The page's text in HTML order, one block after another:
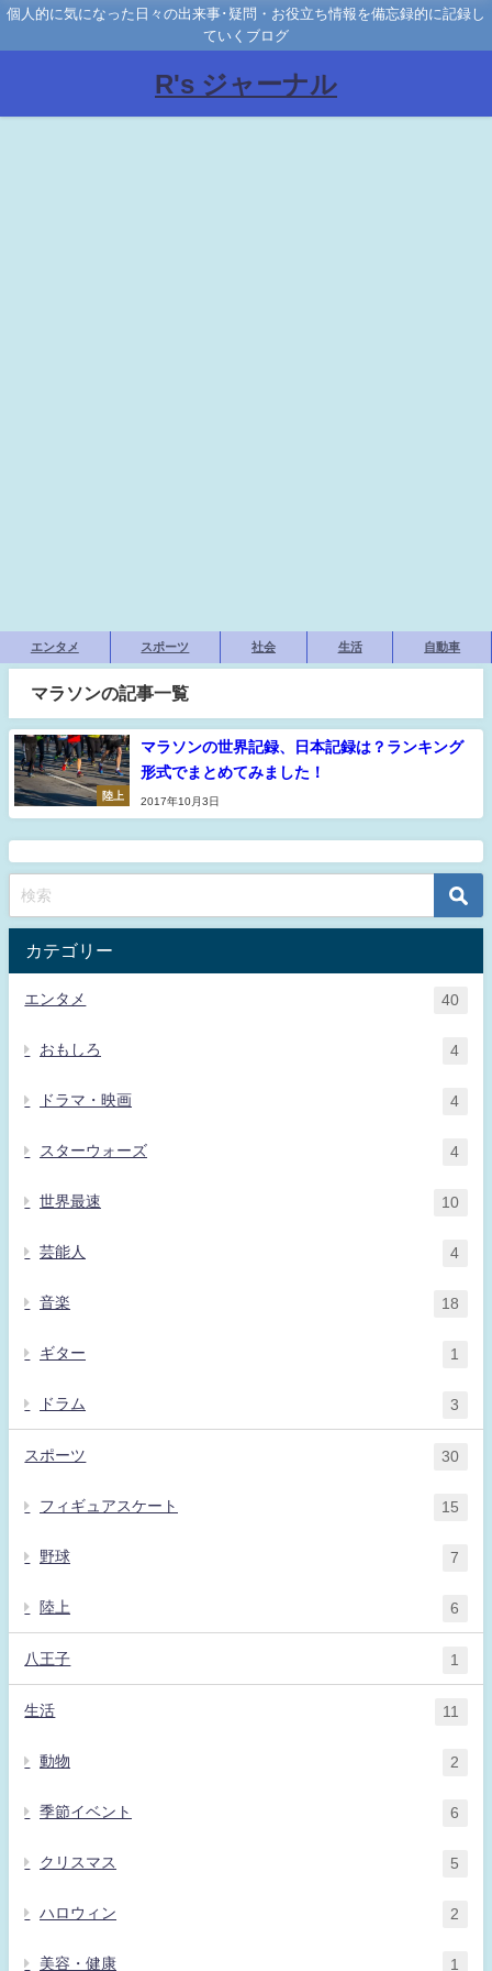
個人的に気になった日々の出来事･疑問・お役立ち情報を備忘録的に記録し
ていくブログ
R's ジャーナル
エンタメ スポーツ 社会 生活 自動車
マラソンの記事一覧
陸上
マラソンの世界記録、日本記録は？ランキング
形式でまとめてみました！
2017年10月3日
カテゴリー
エンタメ 40
おもしろ 4
ドラマ・映画 4
スターウォーズ 4
世界最速 10
芸能人 4
音楽 18
ギター 1
ドラム 3
スポーツ 30
フィギュアスケート 15
野球 7
陸上 6
八王子 1
生活 11
動物 2
季節イベント 6
クリスマス 5
ハロウィン 2
美容・健康 1